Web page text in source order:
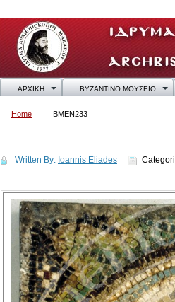
ΑΡΧΙΚΗ ΒΥΖΑΝΤΙΝΟ ΜΟΥΣΕΙΟ
Home BMEN233
Written By: Ioannis Eliades